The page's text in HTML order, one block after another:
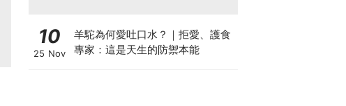
10
25 Nov
羊駝為何愛吐口水？｜拒愛、護食
專家：這是天生的防禦本能